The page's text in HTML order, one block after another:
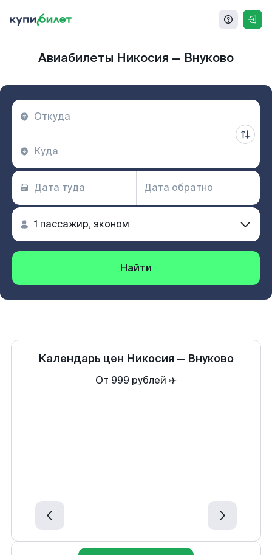
Авиабилеты Никосия — Внуково
Найти
Календарь цен Никосия — Внуково
От 999 рублей ✈️